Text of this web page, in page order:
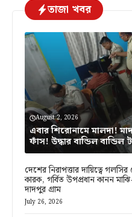
তাজা খবর
August 2, 2026
এবার শিরোনামে মালদা!
ফাঁস! উদ্ধার বান্ডিল
দেশের নিরাপত্তার দায়িত্বে গলসির
কারক, গর্বিত উপপ্রধান কানন
দাদপুর গ্রাম
July 26, 2026